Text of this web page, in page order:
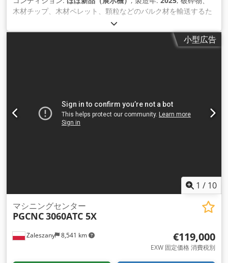
木材チップ、木材ペレット、顆粒などのバルク材を輸送するた
めの完全なソリューションです。 アルミニウム製アングルコン
ベヤーベルト（下部構造含む 水平範囲2.500mm（調整可能）
上昇範囲 5.000mm（調整可能） キンクの角度 35、40、45°。
整可能）、速度約0.3m/sec 接続 220/240V、50Hz 保護等級
IP54 ドライブなどの接続が可能、モーターコントロールはオプ
ション。 アライメント用の8倍の調整可能な機械脚 シャフトエ
長さ×幅×高さ：1200×550×200mm マグネット式 長さ：
700mm 幅：250mm ギアモーター：0,37KW このタイプの異
なるユニットを常に在庫しています。 個々のシステムの納期
は、生産努力にもよりますが、現在約2～3週間です。 私たちの
正確に提供することです。 私たちは、お客様とともに、カスタ
マイズされた個別のソリューションを開発し、対応するシステ
小型広告
1 / 10
Zaleszany 8,541 km
マシニングセンター
PGCNC3060ATC 5X
€119,000
EXW 固定価格 消費税別